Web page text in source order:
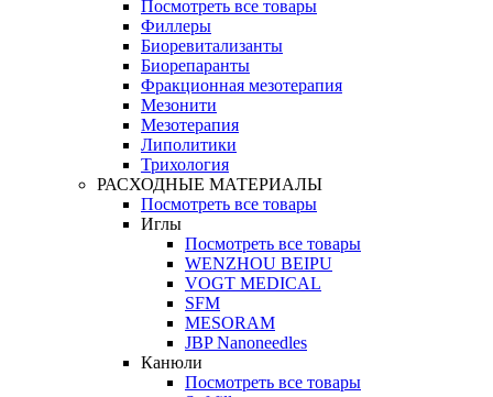
Посмотреть все товары
Филлеры
Биоревитализанты
Биорепаранты
Фракционная мезотерапия
Мезонити
Мезотерапия
Липолитики
Трихология
РАСХОДНЫЕ МАТЕРИАЛЫ
Посмотреть все товары
Иглы
Посмотреть все товары
WENZHOU BEIPU
VOGT MEDICAL
SFM
MESORAM
JBP Nanoneedles
Канюли
Посмотреть все товары